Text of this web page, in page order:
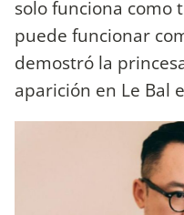
solo funciona como
puede funcionar
demostró la
aparición en Le Bal